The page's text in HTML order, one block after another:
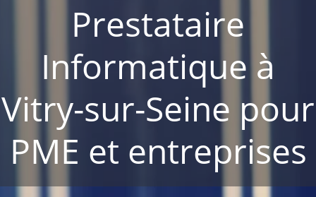
Prestataire
Informatique à
Vitry-sur-Seine pour
PME et entreprises